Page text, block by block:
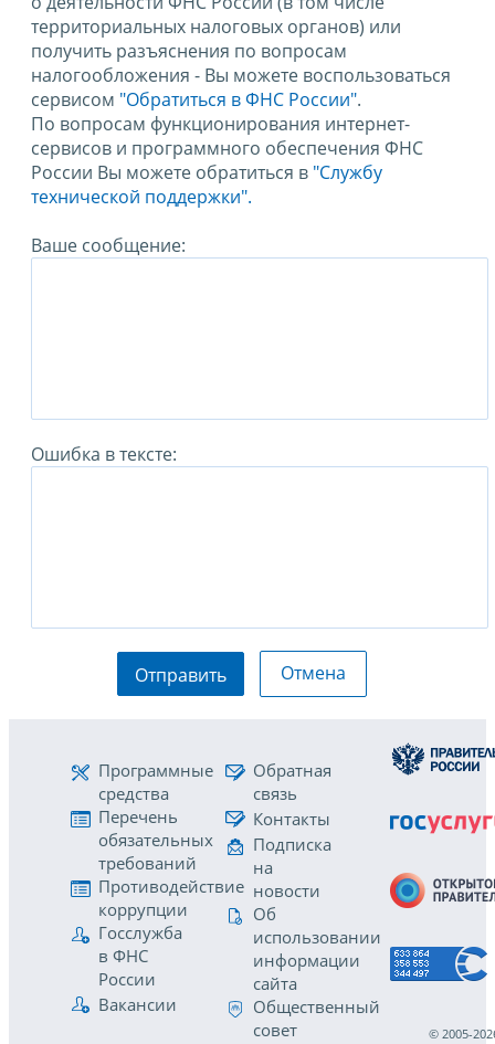
территориальных налоговых органов) или
получить разъяснения по вопросам
налогообложения - Вы можете воспользоваться
сервисом "Обратиться в ФНС России".
По вопросам функционирования интернет-
сервисов и программного обеспечения ФНС
России Вы можете обратиться в "Службу
технической поддержки".
Ваше сообщение:
Ошибка в тексте:
Отправить Отмена
Программные
средства
Перечень
обязательных
требований
Противодействие
коррупции
Госслужба
в ФНС
России
Вакансии
Обратная
связь
Контакты
Подписка
на
новости
Об
использовании
информации
сайта
Общественный
совет
© 2005-